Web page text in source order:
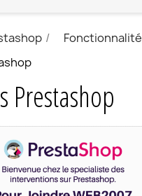
Fonctionnalité
Prestashop